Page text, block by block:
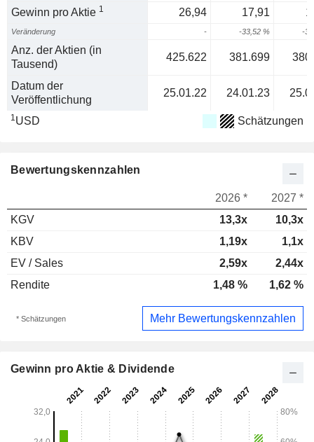
Gewinn pro Aktie 1 26,94 17,91
Veränderung - -33,52 % -
Anz. der Aktien (in
Tausend)
425.622 381.699
Datum der
Veröffentlichung
25.01.22 24.01.23
1USD Schätzungen
Bewertungskennzahlen
2026 *
2027 *
KGV
13,3x
10,3x
KBV
1,19x
1,1x
EV / Sales
2,59x
2,44x
Rendite
1,48 % 1,62 %
* Schätzungen Mehr Bewertungskennzahlen
Gewinn pro Aktie & Dividende